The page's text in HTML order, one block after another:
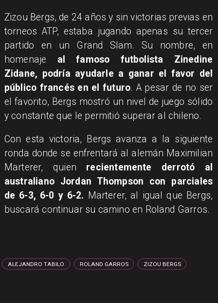
Zizou Bergs, de 24 años y sin victorias previas en
torneos ATP, estaba jugando apenas su tercer
partido en un Grand Slam. Su nombre, en
homenaje al famoso futbolista Zinedine
Zidane, podría ayudarle a ganar el favor del
público francés en el futuro. A pesar de no ser
el favorito, Bergs mostró un nivel de juego sólido
y constante que le permitió superar al chileno.
Con esta victoria, Bergs avanza a la siguiente
ronda donde se enfrentará al alemán Maximilian
Marterer, quien recientemente derrotó al
australiano Jordan Thompson con parciales
de 6-3, 6-0 y 6-2. Marterer, al igual que Bergs,
buscará continuar su camino en Roland Garros.
ALEJANDRO TABILO ROLAND GARROS ZIZOU BERGS